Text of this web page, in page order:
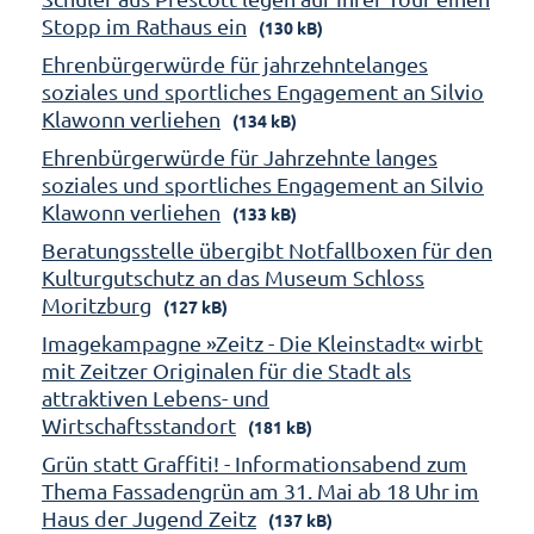
Stopp im Rathaus ein
(130 kB)
Ehrenbürgerwürde für jahrzehntelanges
soziales und sportliches Engagement an Silvio
Klawonn verliehen
(134 kB)
Ehrenbürgerwürde für Jahrzehnte langes
soziales und sportliches Engagement an Silvio
Klawonn verliehen
(133 kB)
Beratungsstelle übergibt Notfallboxen für den
Kulturgutschutz an das Museum Schloss
Moritzburg
(127 kB)
Imagekampagne »Zeitz - Die Kleinstadt« wirbt
mit Zeitzer Originalen für die Stadt als
attraktiven Lebens- und
Wirtschaftsstandort
(181 kB)
Grün statt Graffiti! - Informationsabend zum
Thema Fassadengrün am 31. Mai ab 18 Uhr im
Haus der Jugend Zeitz
(137 kB)